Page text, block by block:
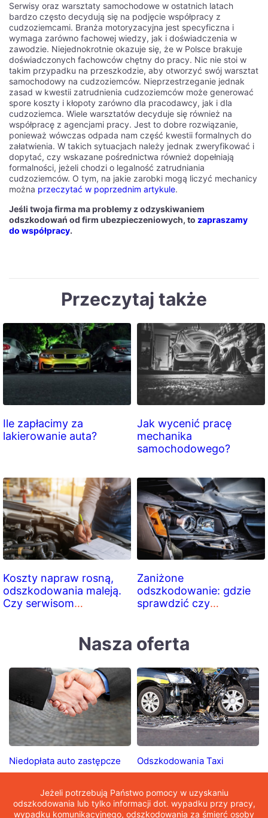
Serwisy oraz warsztaty samochodowe w ostatnich latach
bardzo często decydują się na podjęcie współpracy z
cudzoziemcami. Branża motoryzacyjna jest specyficzna i
wymaga zarówno fachowej wiedzy, jak i doświadczenia w
zawodzie. Niejednokrotnie okazuje się, że w Polsce brakuje
doświadczonych fachowców chętny do pracy. Nic nie stoi w
takim przypadku na przeszkodzie, aby otworzyć swój warsztat
samochodowy na cudzoziemców. Nieprzestrzeganie jednak
zasad w kwestii zatrudnienia cudzoziemców może generować
spore koszty i kłopoty zarówno dla pracodawcy, jak i dla
cudzoziemca. Wiele warsztatów decyduje się również na
współpracę z agencjami pracy. Jest to dobre rozwiązanie,
ponieważ wówczas odpada nam część kwestii formalnych do
załatwienia. W takich sytuacjach należy jednak zweryfikować i
dopytać, czy wskazane pośrednictwa również dopełniają
formalności, jeżeli chodzi o legalność zatrudniania
cudzoziemców. O tym, na jakie zarobki mogą liczyć mechanicy
można przeczytać w poprzednim artykule.
Jeśli twoja firma ma problemy z odzyskiwaniem
odszkodowań od firm ubezpieczeniowych, to zapraszamy
do współpracy.
Przeczytaj także
Ile zapłacimy za
lakierowanie auta?
Jak wycenić pracę
mechanika
samochodowego?
Koszty napraw rosną,
odszkodowania maleją.
Czy serwisom
Zaniżone
odszkodowanie: gdzie
sprawdzić czy
Nasza oferta
Niedopłata auto zastępcze Odszkodowania Taxi
Jeżeli potrzebują Państwo pomocy w uzyskaniu
odszkodowania lub tylko informacji dot. wypadku przy pracy,
wypadku komunikacyjnego, odszkodowania za śmierć osoby